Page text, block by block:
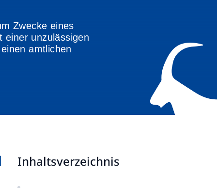
Zwecke eines
einer unzulässigen
amtlichen
Inhaltsverzeichnis